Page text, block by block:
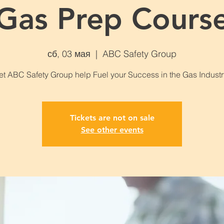
Prep
сб, 03 мая
  |
ABC Safety Group
ABC Safety Group help Fuel your Success in the Gas
Tickets are not on sale
See other events